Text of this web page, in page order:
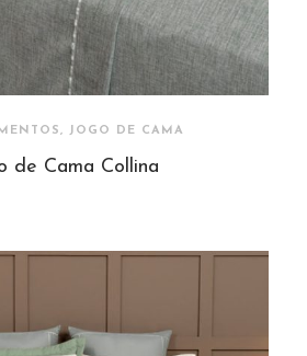
JOGO DE CAMA
de Cama Collina